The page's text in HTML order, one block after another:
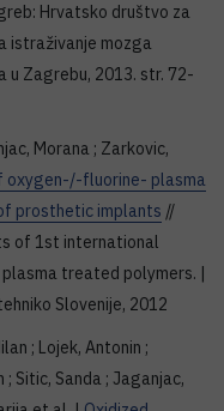
Hrvatsko društvo za
istraživanje mozga
Zagrebu, 2013. str. 72-
Morana ; Zarkovic,
oxygen-/-fluorine- plasma
prosthetic implants //
of 1st international
treated polymers. |
Slovenije, 2012
; Lojek, Antonin ;
Sitic, Sanda ; Jaganjac,